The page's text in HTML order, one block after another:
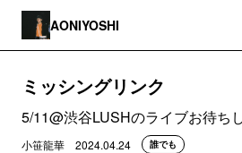
AONIYOSHI
ミッシングリンク
5/11@渋谷LUSHのライブお待ち
小笹龍華 2024.04.24 誰でも